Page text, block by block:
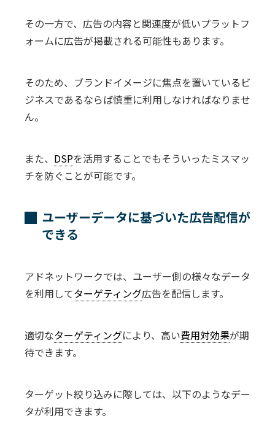
その一方で、広告の内容と関連度が低いプラットフ
ォームに広告が掲載される可能性もあります。
そのため、ブランドイメージに焦点を置いているビ
ジネスであるならば慎重に利用しなければなりませ
ん。
また、 DSPを活用することでもそういったミスマッ
チを防ぐことが可能です。
ユーザーデータに基づいた広告配信が
できる
アドネットワークでは、ユーザー側の様々なデータ
を利用してターゲティング広告を配信します。
適切なターゲティングにより、高い費用対効果が期
待できます。
ターゲット絞り込みに際しては、以下のようなデー
タが利用できます。